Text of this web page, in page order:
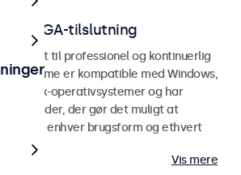
VGA-tilslutning
designet til professionel og kontinuerlig
er kompatible med Windows,
og Linux-operativsystemer og har
der gør det muligt at
i enhver brugsform og ethvert
Vis mere